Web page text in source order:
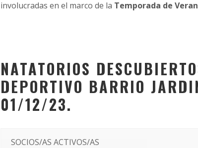
involucradas en el marco de la Temporada de
NATATORIOS
DEPORTIVO BARRIO
01/12/23.
SOCIOS/AS ACTIVOS/AS